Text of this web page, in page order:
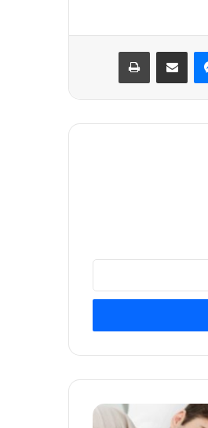
ماسنجر مشاركة عبر البريد طباعة